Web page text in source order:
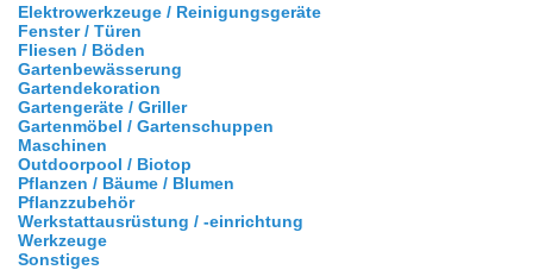
Elektrowerkzeuge / Reinigungsgeräte
Fenster / Türen
Fliesen / Böden
Gartenbewässerung
Gartendekoration
Gartengeräte / Griller
Gartenmöbel / Gartenschuppen
Maschinen
Outdoorpool / Biotop
Pflanzen / Bäume / Blumen
Pflanzzubehör
Werkstattausrüstung / -einrichtung
Werkzeuge
Sonstiges